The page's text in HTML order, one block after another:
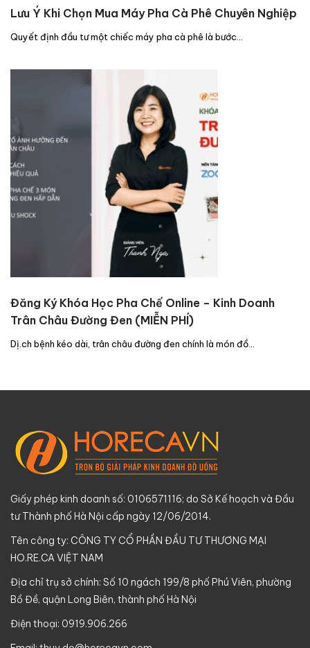
Lưu Ý Khi Chọn Mua Máy Pha Cà Phê Chuyên Nghiệp
Quyết định đầu tư một chiếc máy pha cà phê là bước…
Đăng Ký Khóa Học Pha Chế Online – Kinh Doanh
Trân Châu Đường Đen (MIỄN PHÍ)
Dị.ch bệnh kéo dài, trân châu đường đen chính là món đồ…
Giấy phép kinh doanh số: 0106571116; do Sở Kế hoạch và Đầu
tư Thành phố Hà Nội cấp ngày 12/06/2014.
Tên công ty: CÔNG TY CỔ PHẦN ĐẦU TƯ THƯƠNG MẠI
HO.RE.CA VIỆT NAM
Địa chỉ trụ sở chính: Số 10 ngách 199/8 phố Phú Viên, phường
Bồ Đề, quận Long Biên, thành phố Hà Nội
Điện thoại: 0919.906.266